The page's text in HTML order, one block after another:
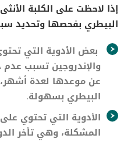
إذا لاحظت على الكلبة
البيطري بفحصها وتحديد
بعض الأدوية التي
والإندروجين تسبب
عن موعدها لعدة
البيطري بسهولة.
الأدوية التي تحتوي
المشكلة، وهي تأخر